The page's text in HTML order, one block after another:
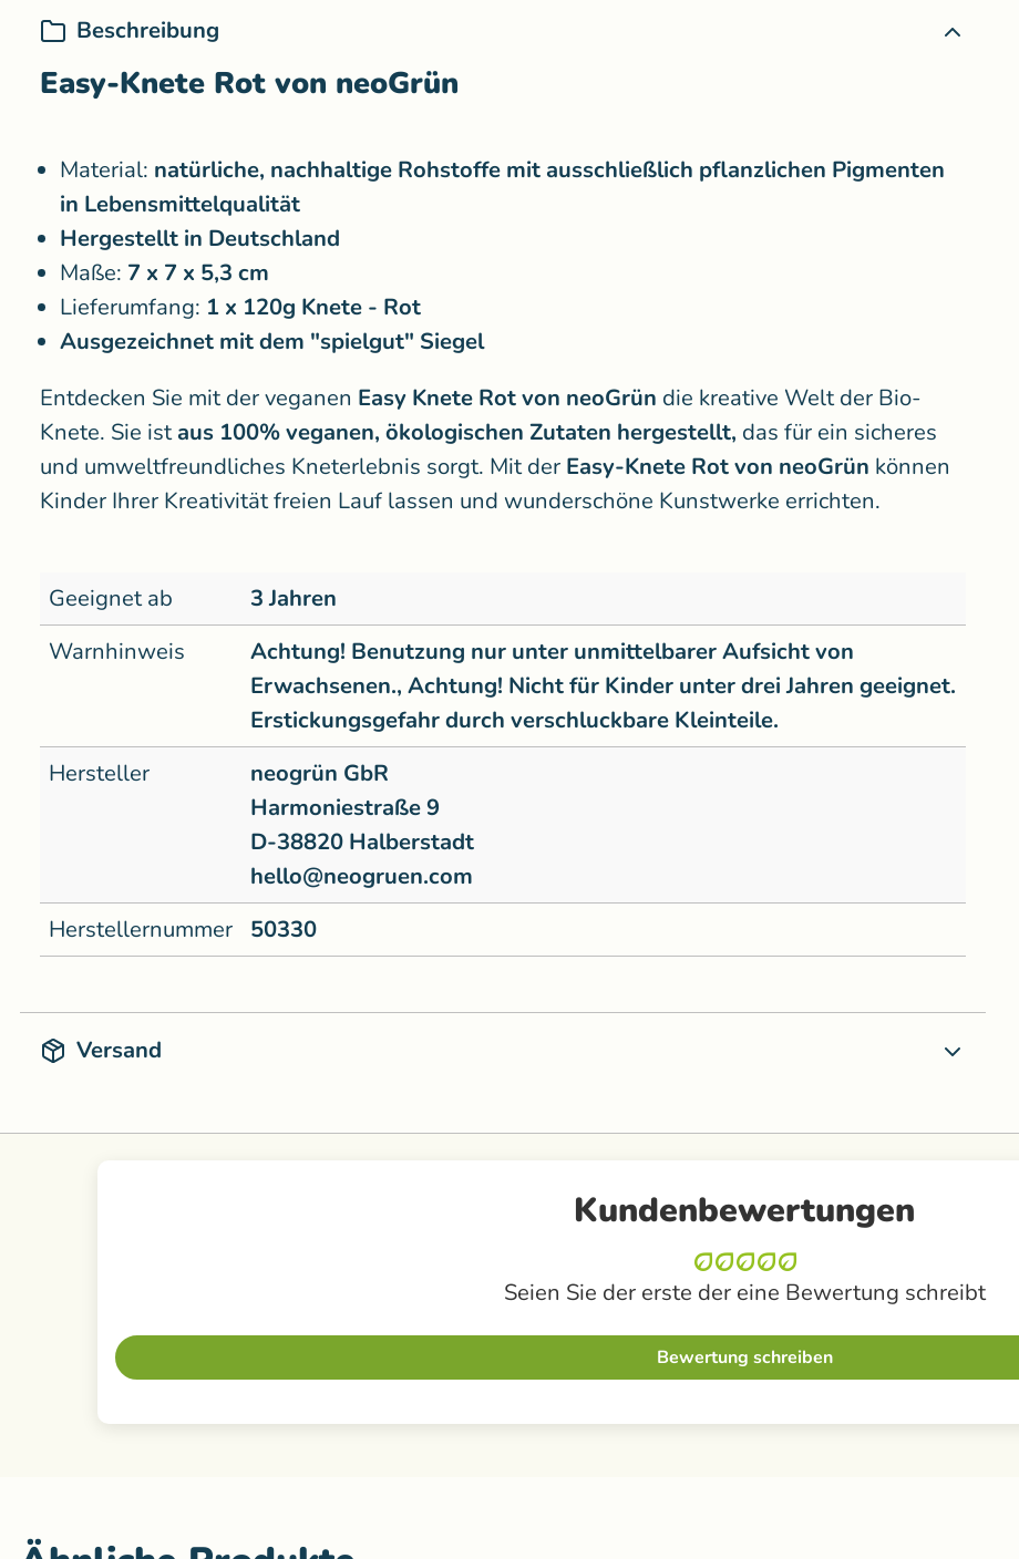
Beschreibung
Easy-Knete Rot von neoGrün
Material: natürliche, nachhaltige Rohstoffe mit ausschließlich pflanzlichen Pigmenten
in Lebensmittelqualität
Hergestellt in Deutschland
Maße: 7 x 7 x 5,3 cm
Lieferumfang: 1 x 120g Knete - Rot
Ausgezeichnet mit dem "spielgut" Siegel
Entdecken Sie mit der veganen Easy Knete Rotvon neoGrün die kreative Welt der Bio-
Knete. Sie istaus 100% veganen, ökologischen Zutaten hergestellt, das für ein sicheres
und umweltfreundliches Kneterlebnis sorgt. Mit der Easy-Knete Rotvon neoGrün können
Kinder Ihrer Kreativität freien Lauf lassen und wunderschöne Kunstwerke errichten.
Geeignet ab
3 Jahren
Warnhinweis
Achtung! Benutzung nur unter unmittelbarer Aufsicht von
Erwachsenen., Achtung! Nicht für Kinder unter drei Jahren geeignet.
Erstickungsgefahr durch verschluckbare Kleinteile.
Hersteller
neogrün GbR
Harmoniestraße 9
D-38820 Halberstadt
hello@neogruen.com
Herstellernummer
50330
Versand
Kundenbewertungen
Seien Sie der erste der eine Bewertung schreibt
Bewertung schreiben